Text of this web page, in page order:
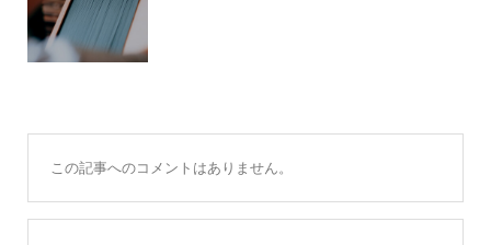
この記事へのコメントはありません。